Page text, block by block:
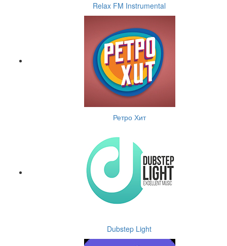
Relax FM Instrumental
Ретро Хит
Dubstep Light